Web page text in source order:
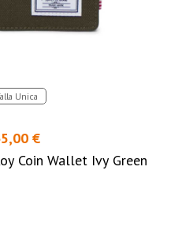
Unica
€
Coin Wallet Ivy Green